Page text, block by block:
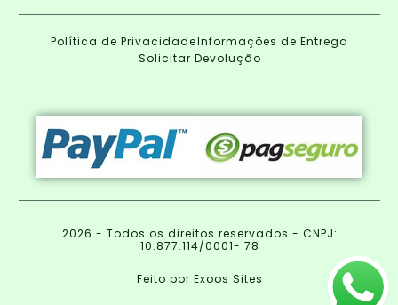
Política de PrivacidadeInformações de Entrega
Solicitar Devolução
2026 - Todos os direitos reservados - CNPJ:
10.877.114/0001- 78
Feito por Exoos Sites